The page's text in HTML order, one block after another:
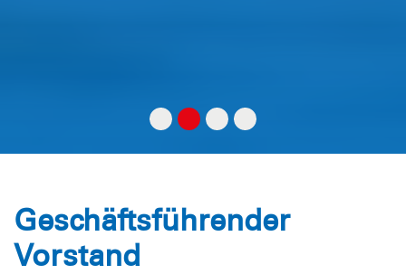
Geschäftsführender
Vorstand